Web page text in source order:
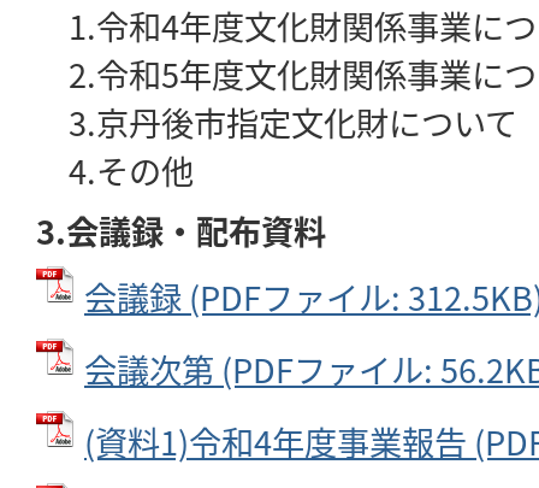
1.令和4年度文化財関係事業に
2.令和5年度文化財関係事業に
3.京丹後市指定文化財につい
4.その他
3.会議録・配布資料
会議録 (PDFファイル:
会議次第 (PDFファイル:
(資料1)令和4年度事業報告